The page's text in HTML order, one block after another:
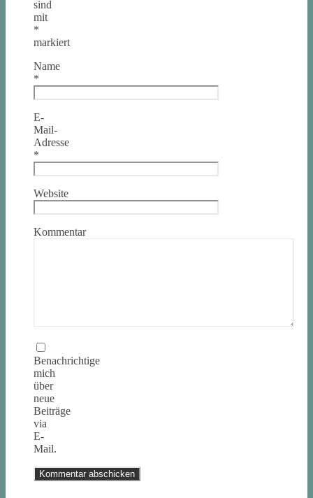
sind
mit
*
markiert
Name
*
E-
Mail-
Adresse
*
Website
Kommentar
Benachrichtige
mich
über
neue
Beiträge
via
E-
Mail.